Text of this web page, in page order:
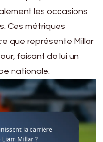
les occasions
Ces métriques
que représente Millar
faisant de lui un
nationale.